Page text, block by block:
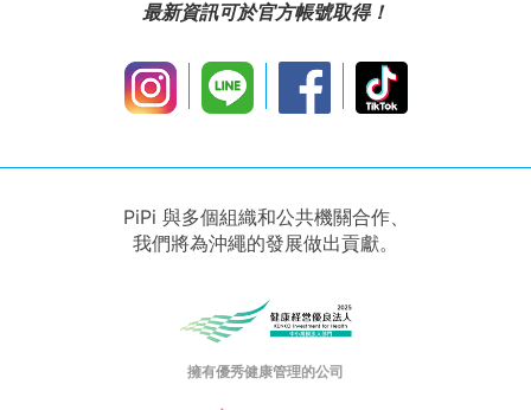
最新資訊可於官方帳號取得！
PiPi 與多個組織和公共機關合作、
我們將為沖繩的發展做出貢獻。
擁有優秀健康管理的公司